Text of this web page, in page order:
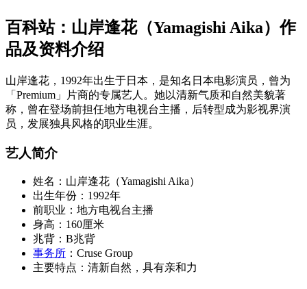
百科站：山岸逢花（Yamagishi Aika）作
品及资料介绍
山岸逢花，1992年出生于日本，是知名日本电影演员，曾为
「Premium」片商的专属艺人。她以清新气质和自然美貌著
称，曾在登场前担任地方电视台主播，后转型成为影视界演
员，发展独具风格的职业生涯。
艺人简介
姓名：山岸逢花（Yamagishi Aika）
出生年份：1992年
前职业：地方电视台主播
身高：160厘米
兆背：B兆背
事务所 ：Cruse Group
主要特点：清新自然，具有亲和力